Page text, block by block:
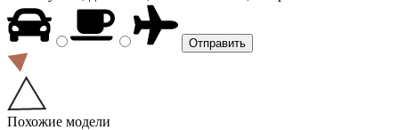
Похожие модели